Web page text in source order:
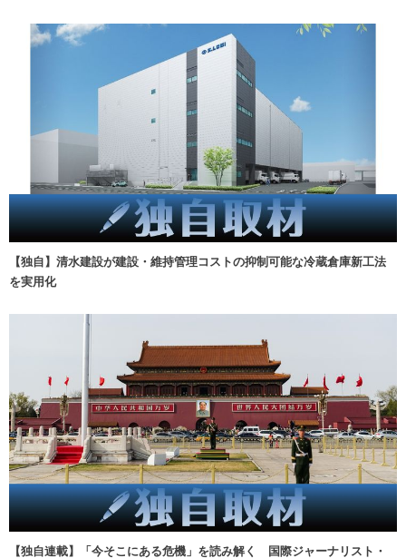
【独自】清水建設が建設・維持管理コストの抑制可能な冷蔵倉庫新工法
を実用化
【独自連載】「今そこにある危機」を読み解く 国際ジャーナリスト・